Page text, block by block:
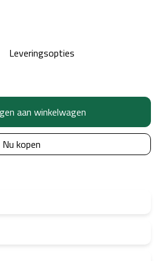
Leveringsopties
aan winkelwagen
Nu kopen